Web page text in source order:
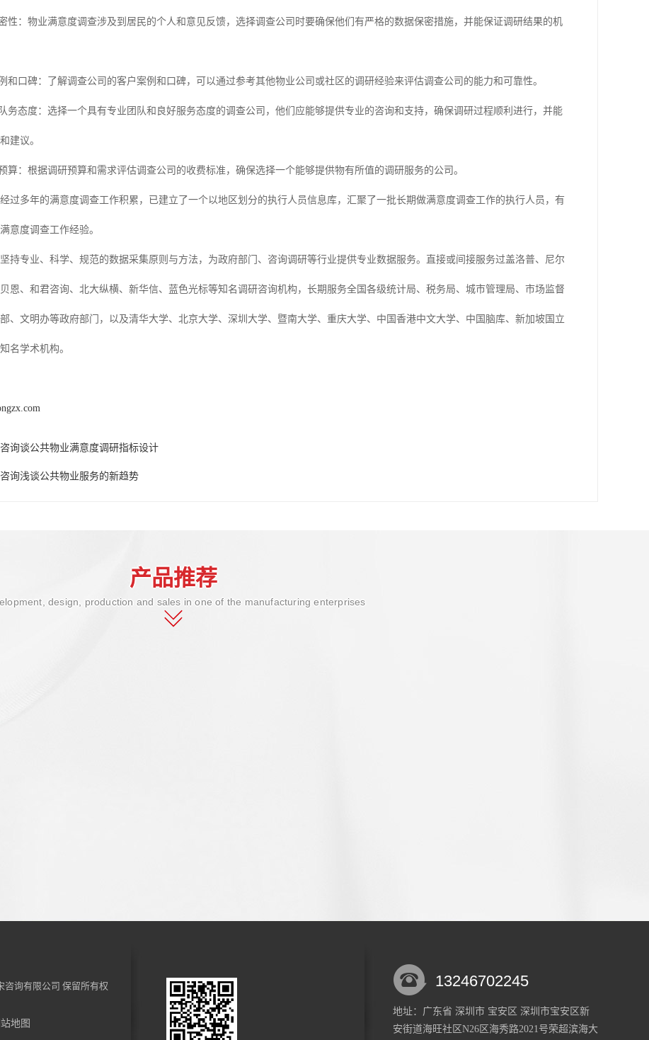
性：物业满意度调查涉及到居民的个人和意见反馈，选择调查公司时要确保他们有严格的数据保密措施，并能保证调研结果的机
和口碑：了解调查公司的客户案例和口碑，可以通过参考其他物业公司或社区的调研经验来评估调查公司的能力和可靠性。
务态度：选择一个具有专业团队和良好服务态度的调查公司，他们应能够提供专业的咨询和支持，确保调研过程顺利进行，并能
建议。
算：根据调研预算和需求评估调查公司的收费标准，确保选择一个能够提供物有所值的调研服务的公司。
过多年的满意度调查工作积累，已建立了一个以地区划分的执行人员信息库，汇聚了一批长期做满意度调查工作的执行人员，有
意度调查工作经验。
持专业、科学、规范的数据采集原则与方法，为政府部门、咨询调研等行业提供专业数据服务。直接或间接服务过盖洛普、尼尔
恩、和君咨询、北大纵横、新华信、蓝色光标等知名调研咨询机构，长期服务全国各级统计局、税务局、城市管理局、市场监督
、文明办等政府部门，以及清华大学、北京大学、深圳大学、暨南大学、重庆大学、中国香港中文大学、中国脑库、新加坡国立
名学术机构。
询谈公共物业满意度调研指标设计
询浅谈公共物业服务的新趋势
产品推荐
design, production and sales in one of the manufacturing enterprises
咨询有限公司 保留所有权
地图
13246702245
地址：广东省 深圳市 宝安区 深圳市宝安区新
安街道海旺社区N26区海秀路2021号荣超滨海大